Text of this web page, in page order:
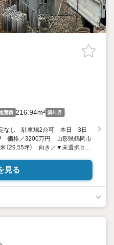
面積 216.94m² 築年月 -
定なし 駐車場2台可 本日 3日
価格／3200万円 山形県鶴岡市
29.55坪） 向き／▼未選択 by
見る